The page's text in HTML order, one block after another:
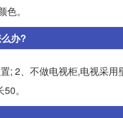
。
办?
; 2、不做电视柜,电视采
。